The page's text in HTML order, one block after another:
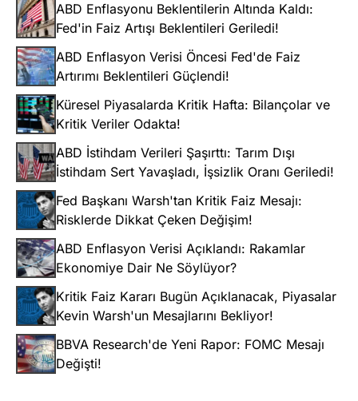
ABD Enflasyonu Beklentilerin Altında Kaldı:
Fed'in Faiz Artışı Beklentileri Geriledi!
ABD Enflasyon Verisi Öncesi Fed'de Faiz
Artırımı Beklentileri Güçlendi!
Küresel Piyasalarda Kritik Hafta: Bilançolar ve
Kritik Veriler Odakta!
ABD İstihdam Verileri Şaşırttı: Tarım Dışı
İstihdam Sert Yavaşladı, İşsizlik Oranı Geriledi!
Fed Başkanı Warsh'tan Kritik Faiz Mesajı:
Risklerde Dikkat Çeken Değişim!
ABD Enflasyon Verisi Açıklandı: Rakamlar
Ekonomiye Dair Ne Söylüyor?
Kritik Faiz Kararı Bugün Açıklanacak, Piyasalar
Kevin Warsh'un Mesajlarını Bekliyor!
BBVA Research'de Yeni Rapor: FOMC Mesajı
Değişti!